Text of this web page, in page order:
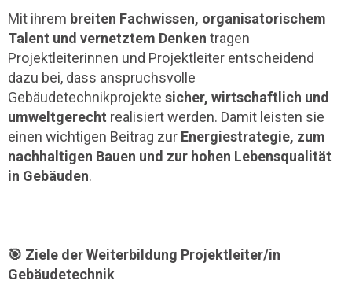
Mit ihrem breiten Fachwissen, organisatorischem
Talent und vernetztem Denken tragen
Projektleiterinnen und Projektleiter entscheidend
dazu bei, dass anspruchsvolle
Gebäudetechnikprojekte sicher, wirtschaftlich und
umweltgerecht realisiert werden. Damit leisten sie
einen wichtigen Beitrag zur Energiestrategie, zum
nachhaltigen Bauen und zur hohen Lebensqualität
in Gebäuden.
🎯 Ziele der Weiterbildung Projektleiter/in
Gebäudetechnik